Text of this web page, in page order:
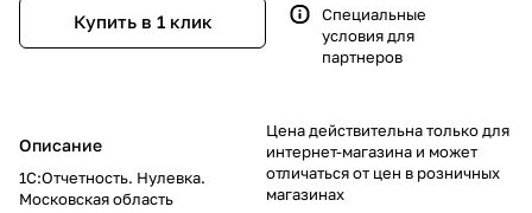
Купить в 1 клик
Описание
1С:Отчетность. Нулевка.
Московская область
Специальные
условия для
партнеров
Цена действительна только для
интернет-магазина и может
отличаться от цен в розничных
магазинах